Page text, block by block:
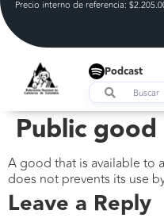
Precio interno de referencia:
Podcast
Public good
A good that is available to
does not prevents its use
Leave a Reply